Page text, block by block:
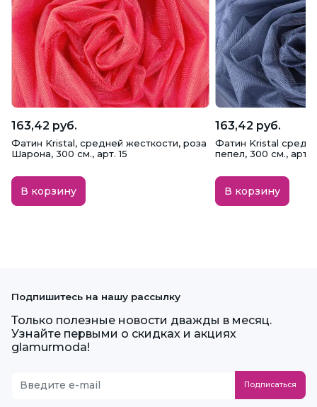
163,42 руб.
Фатин Kristal, средней жесткости, роза
Шарона, 300 см., арт. 15
В корзину
163,42 руб.
Фатин Kristal
пепел, 300 см., арт.
В корзину
Подпишитесь на нашу рассылку
Только полезные новости дважды в месяц.
Узнайте первыми о скидках и акциях
glamurmoda!